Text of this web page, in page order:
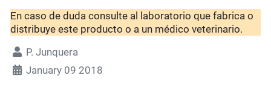
En caso de duda consulte al laboratorio que fabrica o
distribuye este producto o a un médico veterinario.
P. Junquera
January 09 2018